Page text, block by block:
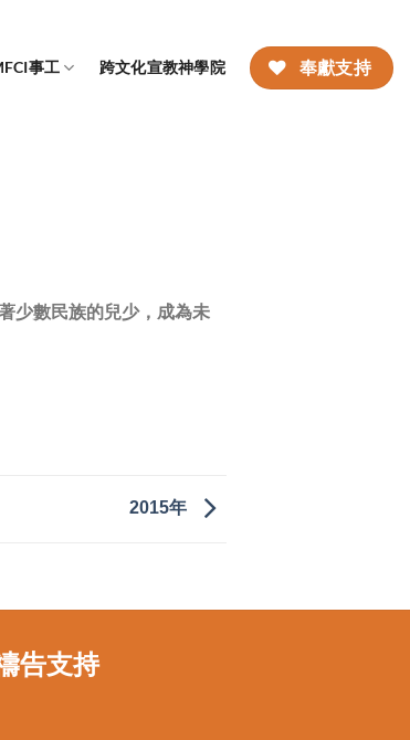
事工 跨文化宣教神學院 奉獻支持
少數民族的兒少，成為未
2015年
告支持